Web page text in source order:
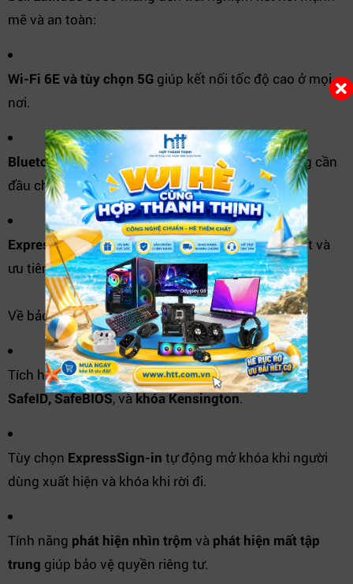
mẽ và an toàn:
Wi-Fi 6E và tùy chọn 5G giúp kết nối tốc độ cao ở mọi
nơi.
Bluetooth 5.2
hỗ trợ kết nối thiết bị ngoại vi không cần
đầu chuyển.
ExpressConnecttự động kết nối mạng nhanh nhất và
ưu tiên ứng dụng quan trọng.
Về bảo mật:
Tích hợp nhiều lớp bảo mật nhưvân tay, TPM, Dell
SafeID, SafeBIOS, vàkhóa Kensington.
Tùy chọn ExpressSign-in tự động mở khóa khi người
dùng xuất hiện và khóa khi rời đi.
Tính năng phát hiện nhìn trộm và phát hiện mất tập
trung giúp bảo vệ quyền riêng tư.